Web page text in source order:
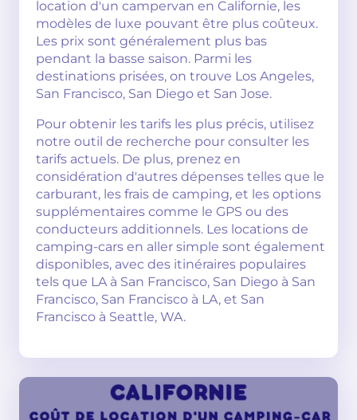
location d'un campervan en Californie, les
modèles de luxe pouvant être plus coûteux.
Les prix sont généralement plus bas
pendant la basse saison. Parmi les
destinations prisées, on trouve Los Angeles,
San Francisco, San Diego et San Jose.
Pour obtenir les tarifs les plus précis, utilisez
notre outil de recherche pour consulter les
tarifs actuels. De plus, prenez en
considération d'autres dépenses telles que le
carburant, les frais de camping, et les options
supplémentaires comme le GPS ou des
conducteurs additionnels. Les locations de
camping-cars en aller simple sont également
disponibles, avec des itinéraires populaires
tels que LA à San Francisco, San Diego à San
Francisco, San Francisco à LA, et San
Francisco à Seattle, WA.